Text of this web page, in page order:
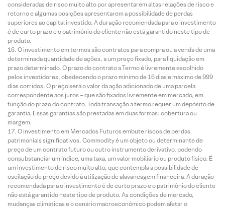
consideradas de risco muito alto por apresentarem altas relações de risco e
retorno e algumas posições apresentarem a possibilidade de perdas
superiores ao capital investido. A duração recomendada para o investimento
é de curto prazo e o patrimônio do cliente não está garantido neste tipo de
produto.
O investimento em termos são contratos para compra ou a venda de uma
determinada quantidade de ações, a um preço fixado, para liquidação em
prazo determinado. O prazo do contrato a Termo é livremente escolhido
pelos investidores, obedecendo o prazo mínimo de 16 dias e máximo de 999
dias corridos. O preço será o valor da ação adicionado de uma parcela
correspondente aos juros – que são fixados livremente em mercado, em
função do prazo do contrato. Toda transação a termo requer um depósito de
garantia. Essas garantias são prestadas em duas formas: cobertura ou
margem.
O investimento em Mercados Futuros embute riscos de perdas
patrimoniais significativos. Commodity é um objeto ou determinante de
preço de um contrato futuro ou outro instrumento derivativo, podendo
consubstanciar um índice, uma taxa, um valor mobiliário ou produto físico. É
um investimento de risco muito alto, que contempla a possibilidade de
oscilação de preço devido à utilização de alavancagem financeira. A duração
recomendada para o investimento é de curto prazo e o patrimônio do cliente
não está garantido neste tipo de produto. As condições de mercado,
mudanças climáticas e o cenário macroeconômico podem afetar o